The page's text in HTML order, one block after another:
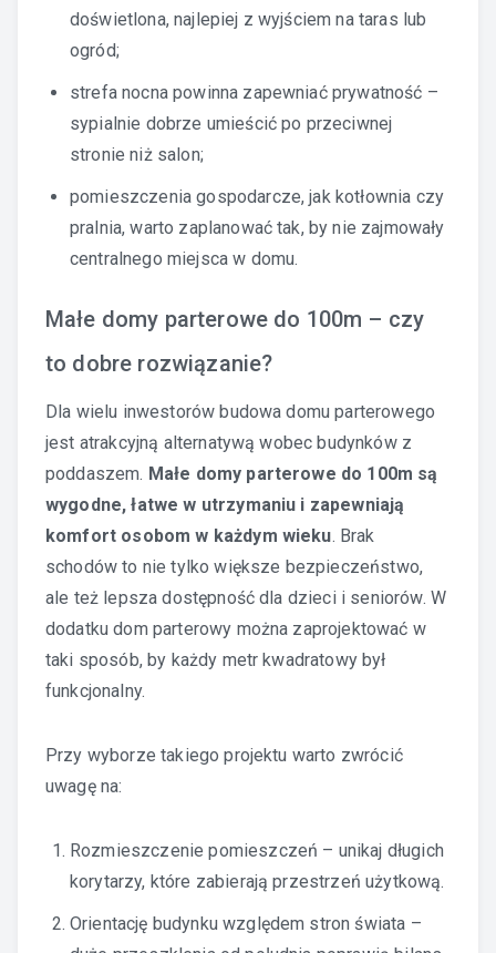
doświetlona, najlepiej z wyjściem na taras lub
ogród;
strefa nocna powinna zapewniać prywatność –
sypialnie dobrze umieścić po przeciwnej
stronie niż salon;
pomieszczenia gospodarcze, jak kotłownia czy
pralnia, warto zaplanować tak, by nie zajmowały
centralnego miejsca w domu.
Małe domy parterowe do 100m – czy
to dobre rozwiązanie?
Dla wielu inwestorów budowa domu parterowego
jest atrakcyjną alternatywą wobec budynków z
poddaszem. Małe domy parterowe do 100m są
wygodne, łatwe w utrzymaniu i zapewniają
komfort osobom w każdym wieku. Brak
schodów to nie tylko większe bezpieczeństwo,
ale też lepsza dostępność dla dzieci i seniorów. W
dodatku dom parterowy można zaprojektować w
taki sposób, by każdy metr kwadratowy był
funkcjonalny.
Przy wyborze takiego projektu warto zwrócić
uwagę na:
Rozmieszczenie pomieszczeń – unikaj długich
korytarzy, które zabierają przestrzeń użytkową.
Orientację budynku względem stron świata –